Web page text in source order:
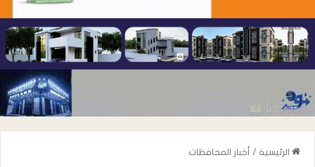
الرئيسية / أخبار المحافظات